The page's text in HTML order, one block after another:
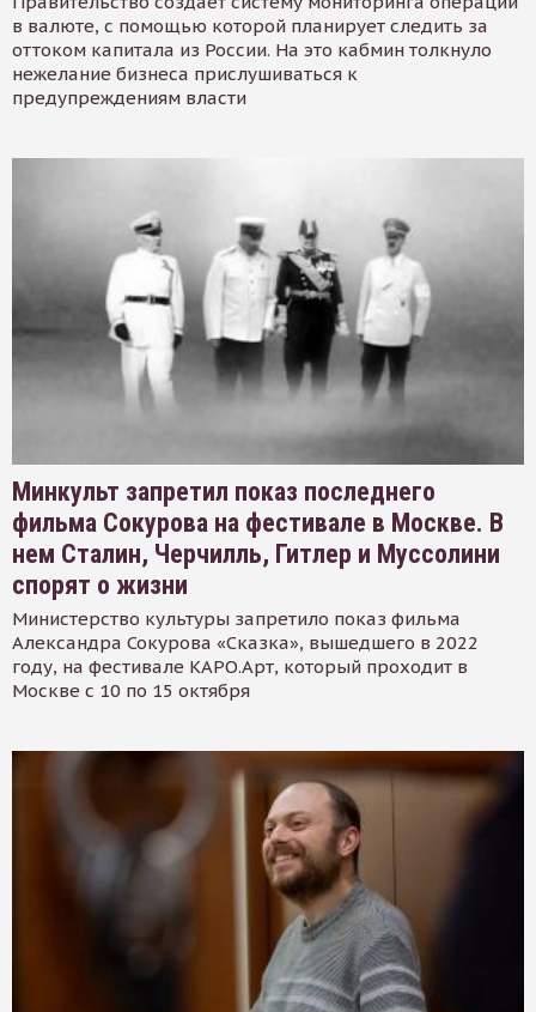
в валюте, с помощью которой планирует следить за
оттоком капитала из России. На это кабмин толкнуло
нежелание бизнеса прислушиваться к
предупреждениям власти
Минкульт запретил показ последнего
фильма Сокурова на фестивале в Москве. В
нем Сталин, Черчилль, Гитлер и Муссолини
спорят о жизни
Министерство культуры запретило показ фильма
Александра Сокурова «Сказка», вышедшего в 2022
году, на фестивале КАРО.Арт, который проходит в
Москве с 10 по 15 октября